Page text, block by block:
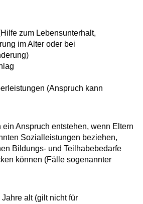
zum Lebensunterhalt,
im Alter oder bei
(Anspruch kann
ein Anspruch entstehen, wenn Eltern
Sozialleistungen beziehen,
Bildungs- und Teilhabebedarfe
können (Fälle sogenannter
alt (gilt nicht für